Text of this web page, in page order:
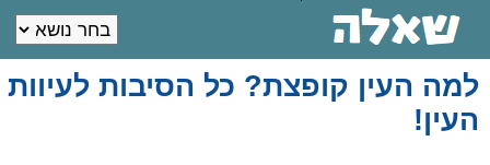
למה העין קופצת? כל הסיבות לעיוות
העין!